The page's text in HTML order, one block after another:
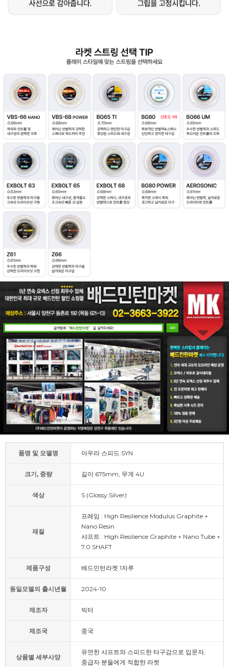
품명 및 모델명 아우라 스피드 SYN
크기, 중량 길이 675mm, 무게 4U
색상 S (Glossy Silver)
재질
프레임 : High Resilience Modulus Graphite +
Nano Resin
샤프트 : High Resilience Graphite + Nano Tube +
7.0 SHAFT
제품구성 배드민턴라켓 1자루
동일모델의 출시년월 2024-10
제조자 빅터
제조국 중국
상품별 세부사양
유연한 샤프트와 스피드한 타구감으로 입문자,
중급자 분들에게 적합한 라켓